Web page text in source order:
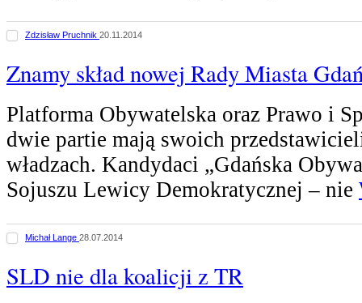
Zdzisław Pruchnik 20.11.2014
Znamy skład nowej Rady Miasta
Platforma Obywatelska oraz Prawo i
dwie partie mają swoich
władzach. Kandydaci „Gdańska
Sojuszu Lewicy Demokratycznej – nie
Michał Lange 28.07.2014
SLD nie dla koalicji z TR